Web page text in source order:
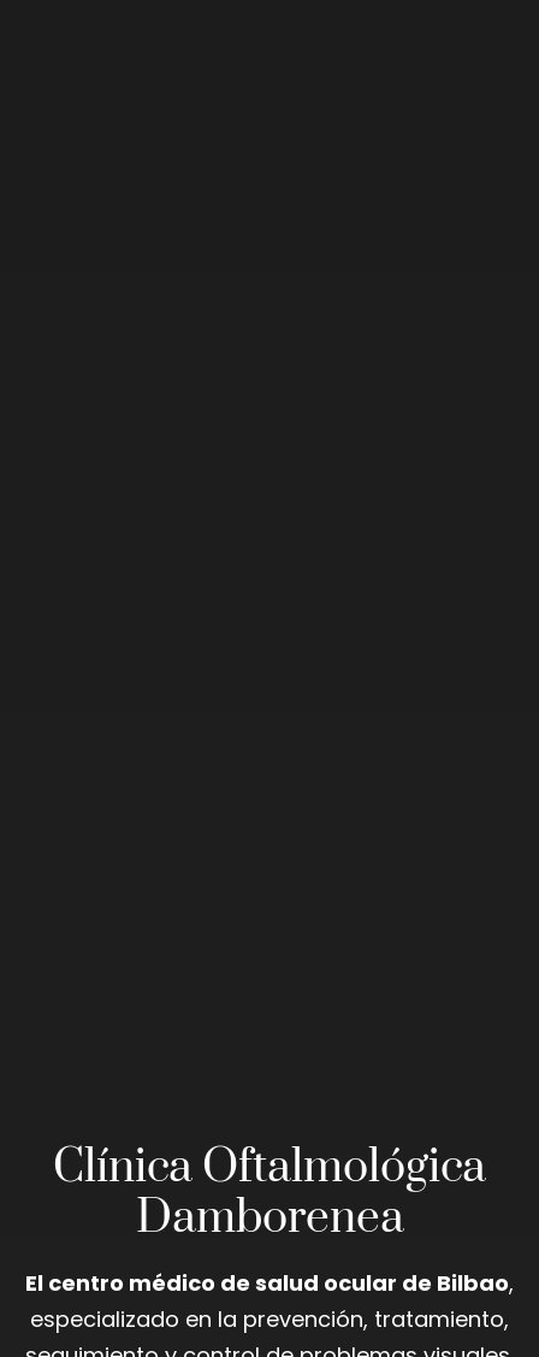
Clínica Oftalmológica
Damborenea
El centro médico de salud ocular de Bilbao,
especializado en la prevención, tratamiento,